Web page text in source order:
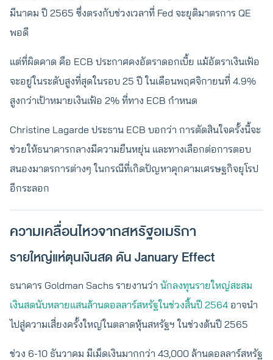
มีนาคม ปี 2565 ซึ่งตรงกับช่วงเวลาที่ Fed จะยุติมาตรการ QE
พอดี
แต่ที่ผิดคาด คือ ECB ประกาศคงอัตราดอกเบี้ย แม้อัตราเงินเฟ้อ
จะอยู่ในระดับสูงที่สุดในรอบ 25 ปี ในเดือนพฤศจิกายนที่ 4.9%
สูงกว่าเป้าหมายเงินเฟ้อ 2% ที่ทาง ECB กำหนด
Christine Lagarde ประธาน ECB บอกว่า การตัดสินใจครั้งนี้จะ
ช่วยให้ธนาคารกลางมีความยืนหยุ่น และทางเลือกต่อการตอบ
สนองมาตรการต่างๆ ในกรณีที่เกิดปัญหาคุกคามเศรษฐกิจยุโรป
อีกระลอก
ความเคลื่อนไหวจากสหรัฐอเมริกา
รายใหญ่แห่ตุนเงินสด ดัน January Effect
ธนาคาร Goldman Sachs รายงานว่า นักลงทุนรายใหญ่สะสม
เงินสดนับหลายแสนล้านดอลลาร์สหรัฐในช่วงสิ้นปี 2564 อาจนำ
ไปสู่ความเสี่ยงครั้งใหญ่ในตลาดหุ้นสหรัฐฯ ในช่วงต้นปี 2565
ช่วง 6-10 ธันวาคม มีเม็ดเงินมากกว่า 43,000 ล้านดอลลาร์สหรัฐ